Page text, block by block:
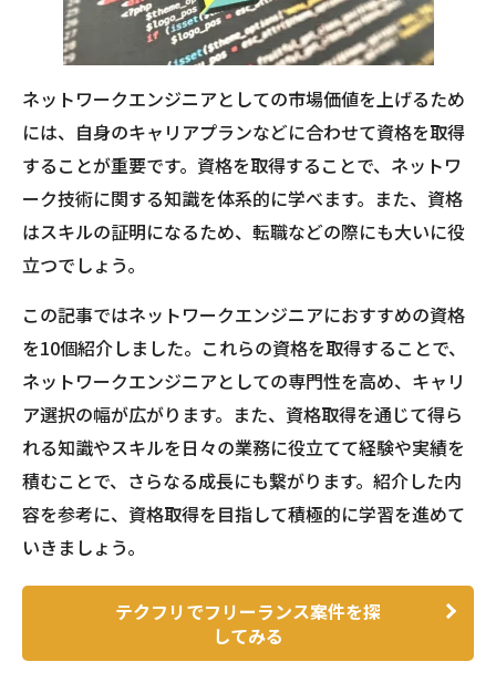
ネットワークエンジニアとしての市場価値を上げるため
には、自身のキャリアプランなどに合わせて資格を取得
することが重要です。資格を取得することで、ネットワ
ーク技術に関する知識を体系的に学べます。また、資格
はスキルの証明になるため、転職などの際にも大いに役
立つでしょう。
この記事ではネットワークエンジニアにおすすめの資格
を10個紹介しました。これらの資格を取得することで、
ネットワークエンジニアとしての専門性を高め、キャリ
ア選択の幅が広がります。また、資格取得を通じて得ら
れる知識やスキルを日々の業務に役立てて経験や実績を
積むことで、さらなる成長にも繋がります。紹介した内
容を参考に、資格取得を目指して積極的に学習を進めて
いきましょう。
テクフリでフリーランス案件を探
してみる